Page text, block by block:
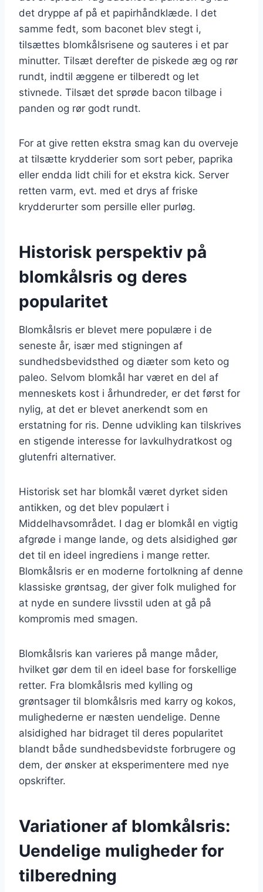
det dryppe af på et papirhåndklæde. I det
samme fedt, som baconet blev stegt i,
tilsættes blomkålsrisene og sauteres i et par
minutter. Tilsæt derefter de piskede æg og rør
rundt, indtil æggene er tilberedt og let
stivnede. Tilsæt det sprøde bacon tilbage i
panden og rør godt rundt.
For at give retten ekstra smag kan du overveje
at tilsætte krydderier som sort peber, paprika
eller endda lidt chili for et ekstra kick. Server
retten varm, evt. med et drys af friske
krydderurter som persille eller purløg.
Historisk perspektiv på
blomkålsris og deres
popularitet
Blomkålsris er blevet mere populære i de
seneste år, især med stigningen af
sundhedsbevidsthed og diæter som keto og
paleo. Selvom blomkål har været en del af
menneskets kost i århundreder, er det først for
nylig, at det er blevet anerkendt som en
erstatning for ris. Denne udvikling kan tilskrives
en stigende interesse for lavkulhydratkost og
glutenfri alternativer.
Historisk set har blomkål været dyrket siden
antikken, og det blev populært i
Middelhavsområdet. I dag er blomkål en vigtig
afgrøde i mange lande, og dets alsidighed gør
det til en ideel ingrediens i mange retter.
Blomkålsris er en moderne fortolkning af denne
klassiske grøntsag, der giver folk mulighed for
at nyde en sundere livsstil uden at gå på
kompromis med smagen.
Blomkålsris kan varieres på mange måder,
hvilket gør dem til en ideel base for forskellige
retter. Fra blomkålsris med kylling og
grøntsager til blomkålsris med karry og kokos,
mulighederne er næsten uendelige. Denne
alsidighed har bidraget til deres popularitet
blandt både sundhedsbevidste forbrugere og
dem, der ønsker at eksperimentere med nye
opskrifter.
Variationer af blomkålsris:
Uendelige muligheder for
tilberedning